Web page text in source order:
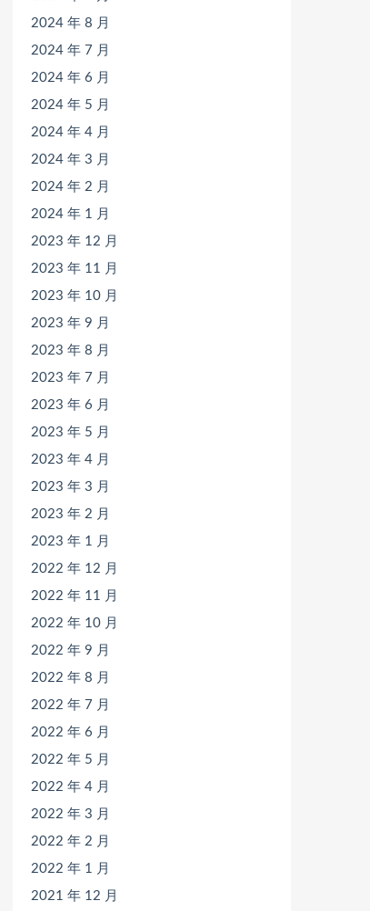
2024 年 8 月
2024 年 7 月
2024 年 6 月
2024 年 5 月
2024 年 4 月
2024 年 3 月
2024 年 2 月
2024 年 1 月
2023 年 12 月
2023 年 11 月
2023 年 10 月
2023 年 9 月
2023 年 8 月
2023 年 7 月
2023 年 6 月
2023 年 5 月
2023 年 4 月
2023 年 3 月
2023 年 2 月
2023 年 1 月
2022 年 12 月
2022 年 11 月
2022 年 10 月
2022 年 9 月
2022 年 8 月
2022 年 7 月
2022 年 6 月
2022 年 5 月
2022 年 4 月
2022 年 3 月
2022 年 2 月
2022 年 1 月
2021 年 12 月